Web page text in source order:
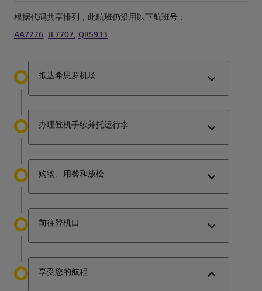
根据代码共享排列，此航班仍沿用以下航班号：
AA7226, JL7707, QR5933
抵达希思罗机场
办理登机手续并托运行李
购物、用餐和放松
前往登机口
享受您的航程